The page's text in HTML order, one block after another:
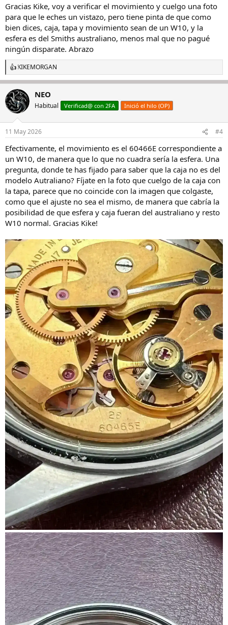
Gracias Kike, voy a verificar el movimiento y cuelgo una foto
para que le eches un vistazo, pero tiene pinta de que como
bien dices, caja, tapa y movimiento sean de un W10, y la
esfera es del Smiths australiano, menos mal que no pagué
ningún disparate. Abrazo
R
e
a
c
c
i
e
:
KIKEMORGAN
NEO
Habitual Verificad@ con 2FA Inició el hilo (OP)
11 May 2026 #4
Efectivamente, el movimiento es el 60466E correspondiente a
un W10, de manera que lo que no cuadra sería la esfera. Una
pregunta, donde te has fijado para saber que la caja no es del
modelo Autraliano? Fíjate en la foto que cuelgo de la caja con
la tapa, parece que no coincide con la imagen que colgaste,
como que el ajuste no sea el mismo, de manera que cabría la
posibilidad de que esfera y caja fueran del australiano y resto
W10 normal. Gracias Kike!